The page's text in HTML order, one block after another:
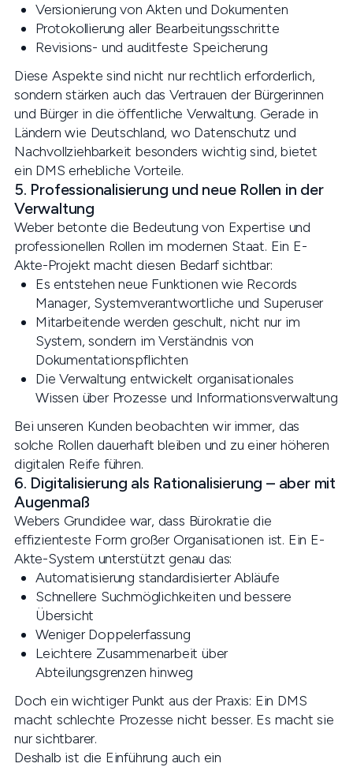
Versionierung von Akten und Dokumenten
Protokollierung aller Bearbeitungsschritte
Revisions- und auditfeste Speicherung
Diese Aspekte sind nicht nur rechtlich erforderlich,
sondern stärken auch das Vertrauen der Bürgerinnen
und Bürger in die öffentliche Verwaltung. Gerade in
Ländern wie Deutschland, wo Datenschutz und
Nachvollziehbarkeit besonders wichtig sind, bietet
ein DMS erhebliche Vorteile.
5. Professionalisierung und neue Rollen in der
Verwaltung
Weber betonte die Bedeutung von Expertise und
professionellen Rollen im modernen Staat. Ein E-
Akte-Projekt macht diesen Bedarf sichtbar:
Es entstehen neue Funktionen wie Records
Manager, Systemverantwortliche und Superuser
Mitarbeitende werden geschult, nicht nur im
System, sondern im Verständnis von
Dokumentationspflichten
Die Verwaltung entwickelt organisationales
Wissen über Prozesse und Informationsverwaltung
Bei unseren Kunden beobachten wir immer, das
solche Rollen dauerhaft bleiben und zu einer höheren
digitalen Reife führen.
6. Digitalisierung als Rationalisierung – aber mit
Augenmaß
Webers Grundidee war, dass Bürokratie die
effizienteste Form großer Organisationen ist. Ein E-
Akte-System unterstützt genau das:
Automatisierung standardisierter Abläufe
Schnellere Suchmöglichkeiten und bessere
Übersicht
Weniger Doppelerfassung
Leichtere Zusammenarbeit über
Abteilungsgrenzen hinweg
Doch ein wichtiger Punkt aus der Praxis: Ein DMS
macht schlechte Prozesse nicht besser. Es macht sie
nur sichtbarer.
Deshalb ist die Einführung auch ein